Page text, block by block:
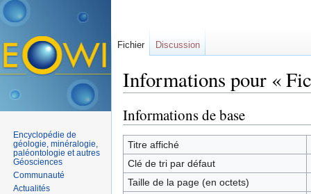
Informations pour «
Informations de base
Titre affiché
Clé de tri par défaut
Taille de la page (en octets)
Fichier Discussion
Encyclopédie de
géologie, minéralogie,
paléontologie et autres
Géosciences
Communauté
Actualités